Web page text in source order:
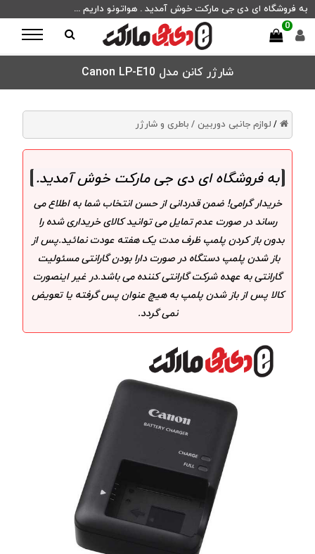
به فروشگاه ای دی جی مارکت خوش آمدید . هواتونو داریم ...
0
شارژر کانن مدل Canon LP-E10
/ لوازم جانبی دوربین / باطری و شارژر
به فروشگاه ای دی جی مارکت خوش آمدید.
خریدار گرامی! ضمن قدردانی از حسن انتخاب شما به اطلاع می
رساند در صورت عدم تمایل می توانید کالای خریداری شده را
بدون باز کردن پلمپ ظرف مدت یک هفته عودت نمائید.پس از
باز شدن پلمپ دستگاه در صورت دارا بودن گارانتی مسئولیت
گارانتی به عهده شرکت گارانتی کننده می باشد.در غیر اینصورت
کالا پس از باز شدن پلمپ به هیچ عنوان پس گرفته یا تعویض
نمی گردد.